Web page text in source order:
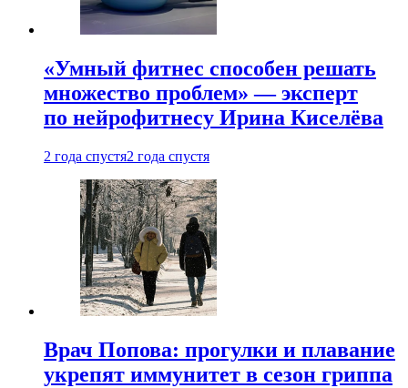
«Умный фитнес способен решать
множество проблем» — эксперт
по нейрофитнесу Ирина Киселёва
2 года спустя2 года спустя
Врач Попова: прогулки и плавание
укрепят иммунитет в сезон гриппа